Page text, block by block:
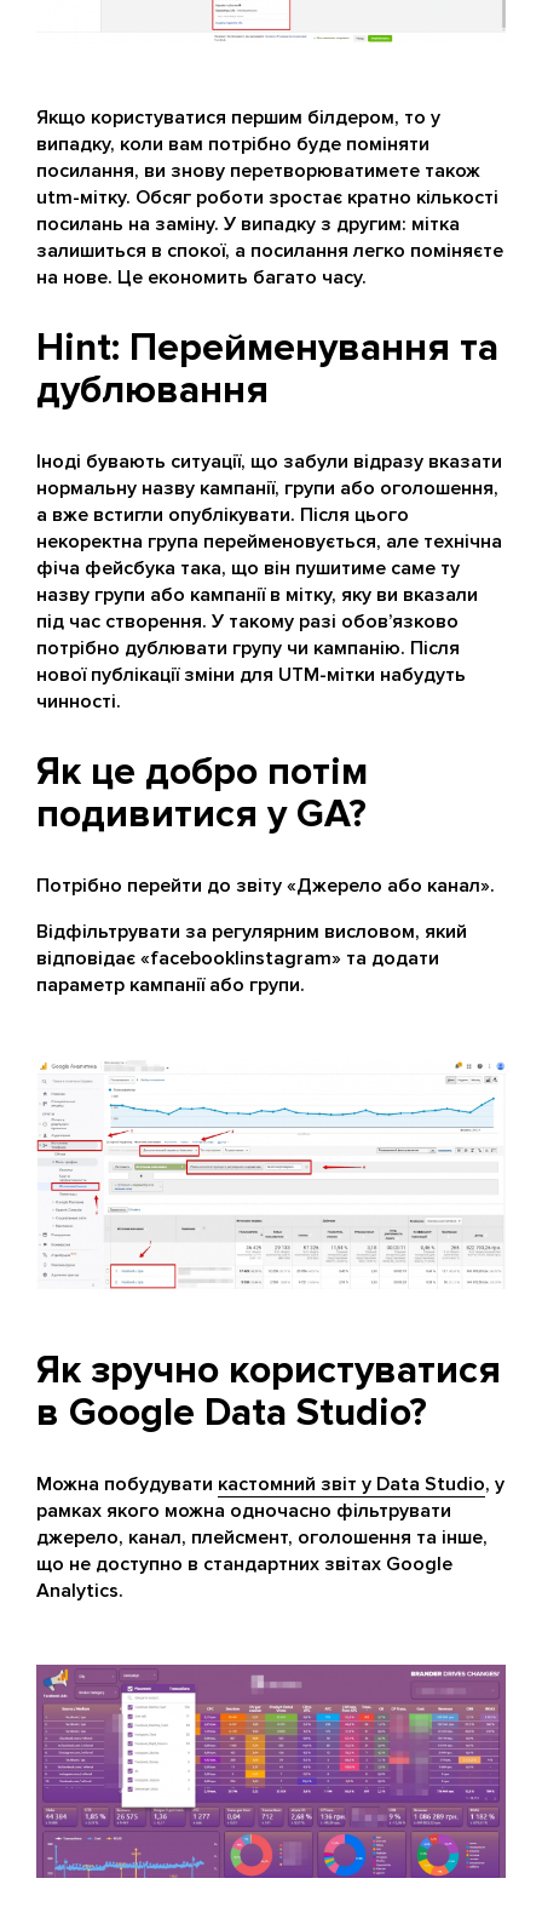
Якщо користуватися першим білдером, то у
випадку, коли вам потрібно буде поміняти
посилання, ви знову перетворюватимете також
utm-мітку. Обсяг роботи зростає кратно кількості
посилань на заміну. У випадку з другим: мітка
залишиться в спокої, а посилання легко поміняєте
на нове. Це економить багато часу.
Hint: Перейменування та
дублювання
Іноді бувають ситуації, що забули відразу вказати
нормальну назву кампанії, групи або оголошення,
а вже встигли опублікувати. Після цього
некоректна група перейменовується, але технічна
фіча фейсбука така, що він пушитиме саме ту
назву групи або кампанії в мітку, яку ви вказали
під час створення. У такому разі обов’язково
потрібно дублювати групу чи кампанію. Після
нової публікації зміни для UTM-мітки набудуть
чинності.
Як це добро потім
подивитися у GA?
Потрібно перейти до звіту «Джерело або канал».
Відфільтрувати за регулярним висловом, який
відповідає «facebook|instagram» та додати
параметр кампанії або групи.
Як зручно користуватися
в Google Data Studio?
Можна побудувати кастомний звіт у Data Studio, у
рамках якого можна одночасно фільтрувати
джерело, канал, плейсмент, оголошення та інше,
що не доступно в стандартних звітах Google
Analytics.